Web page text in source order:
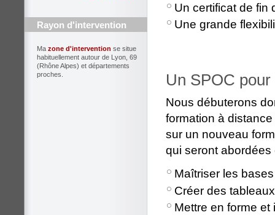
Rayon d'intervention
Ma zone d'intervention se situe
habituellement autour de Lyon, 69
(Rhône Alpes) et départements
proches.
Un certificat de fin
Une grande
Un SPOC
Nous débuterons
formation à
sur un nouveau
qui seront
Maîtriser les bases
Créer des
Mettre en forme